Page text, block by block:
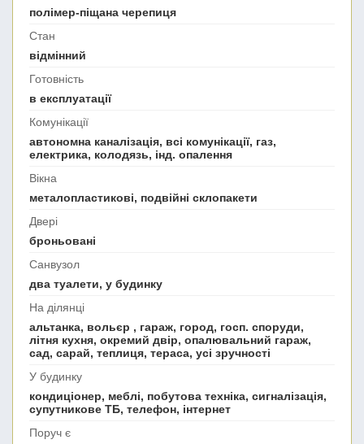
полімер-піщана черепиця
Стан
відмінний
Готовність
в експлуатації
Комунікації
автономна каналізація, всі комунікації, газ,
електрика, колодязь, інд. опалення
Вікна
металопластикові, подвійні склопакети
Двері
броньовані
Санвузол
два туалети, у будинку
На ділянці
альтанка, вольєр , гараж, город, госп. споруди,
літня кухня, окремий двір, опалювальний гараж,
сад, сарай, теплиця, тераса, усі зручності
У будинку
кондиціонер, меблі, побутова техніка, сигналізація,
супутникове ТБ, телефон, інтернет
Поруч є